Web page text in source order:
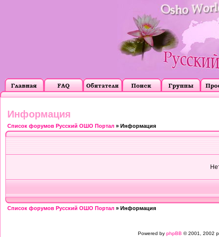
Информация
Список форумов Русский ОШО Портал » Информация
Список форумов Русский ОШО Портал » Информация
Powered by phpBB © 2001, 2002